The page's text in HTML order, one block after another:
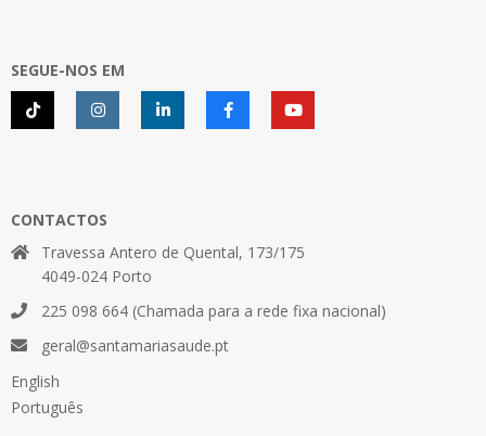
SEGUE-NOS EM
CONTACTOS
Travessa Antero de Quental, 173/175
4049-024 Porto
225 098 664 (Chamada para a rede fixa nacional)
geral@santamariasaude.pt
English
Português